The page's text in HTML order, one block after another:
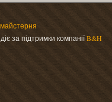
за підтримки компаніїB&H